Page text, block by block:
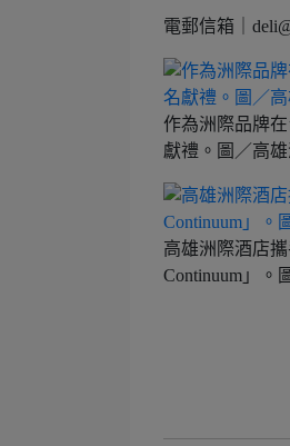
電郵信箱｜
作為洲際品牌
獻禮。圖／高
高雄洲際酒店
Continuum」。